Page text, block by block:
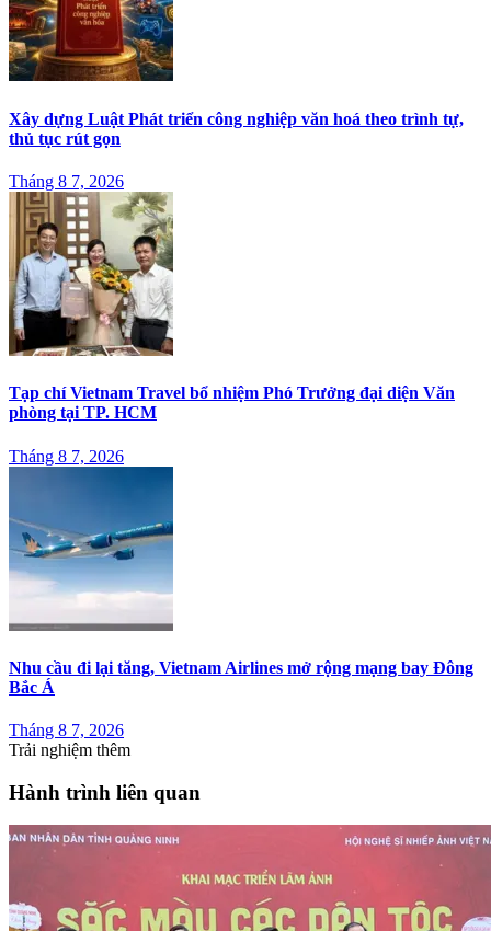
Xây dựng Luật Phát triển công nghiệp văn hoá theo trình tự,
thủ tục rút gọn
Tháng 8 7, 2026
Tạp chí Vietnam Travel bổ nhiệm Phó Trưởng đại diện Văn
phòng tại TP. HCM
Tháng 8 7, 2026
Nhu cầu đi lại tăng, Vietnam Airlines mở rộng mạng bay Đông
Bắc Á
Tháng 8 7, 2026
Trải nghiệm thêm
Hành trình liên quan